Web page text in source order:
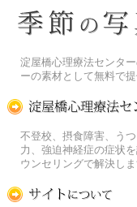
淀屋橋心理療法センタ
ーの素材として無料で提
不登校、摂食障害、う
力、強迫神経症の症状
ウンセリングで解決しま